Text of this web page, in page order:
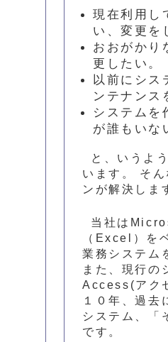
現在利用し
い、変更を
おおがかり
更したい。
以前にシス
ンテナンス
システムを
が誰もいな
と、いうよ
います。 そ
ンが解決しま
当社は
（Excel）を
業務システ
また、現行の
Access(アク
１０年、過去
システム、「
です。